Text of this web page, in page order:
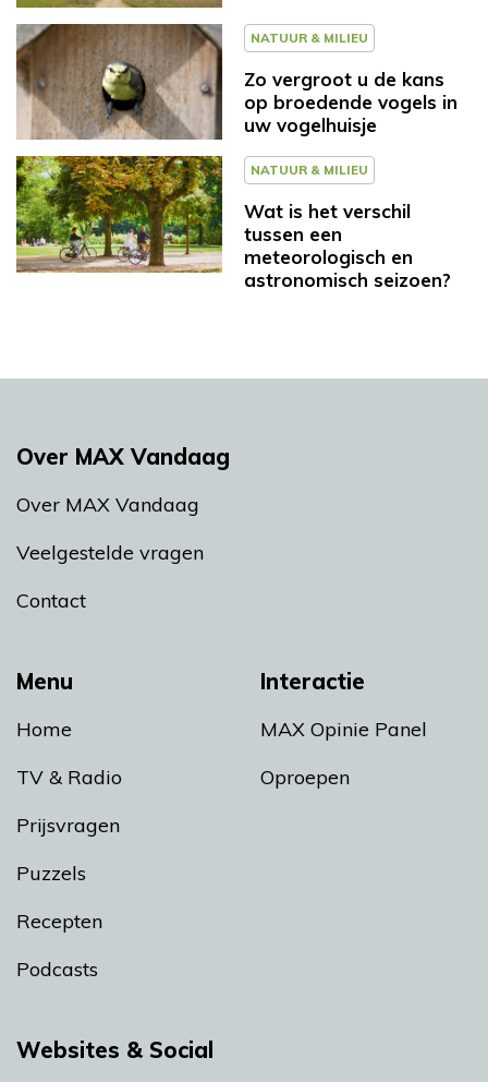
NATUUR & MILIEU
Zo vergroot u de kans
op broedende vogels in
uw vogelhuisje
NATUUR & MILIEU
Wat is het verschil
tussen een
meteorologisch en
astronomisch seizoen?
Menu
Home
TV & Radio
Prijsvragen
Puzzels
Recepten
Podcasts
Interactie
MAX Opinie Panel
Oproepen
Over MAX Vandaag
Over MAX Vandaag
Veelgestelde vragen
Contact
Websites & Social